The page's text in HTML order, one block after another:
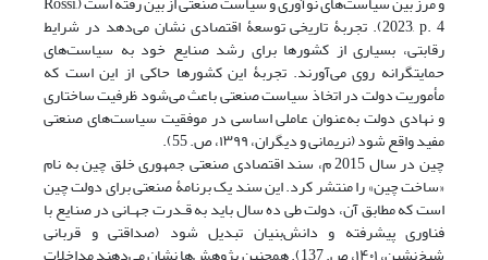
2023, p. 4). تجربۀ تاریخی توسعۀ اقتصادی نشان می‌دهد در شرایط
رقابتی، بسیاری از کشورها برای رشد صنایع خود به سیاست‌های
حمایتگرانه روی می‌آورند. تجربۀ این کشورها حاکی از این است که
مأموریت دولت در اتخاذ سیاست صنعتی باعث می‌شود ظرفیت ساختاری
و نهادی دولت به‌عنوان عاملی اساسی در موفقیت سیاست‌های صنعتی
مفید واقع شود ‏(نریمانی و دیگران، ۱۳۹۹، ص. 55).
چین در سال 2015 م، سند اقتصادی صنعتی جمهوری خلق چین به نام
«ساخت چین» را منتشر کرد. این سند یک برنامۀ صنعتی برای دولت چین
است که مطابق آن، دولت طی ده سال باید به قـدرت جهـانی در صنایع با
فناوری پیشرفته و دانش‌بنیان تبدیل شود (صداقتی و قربانی